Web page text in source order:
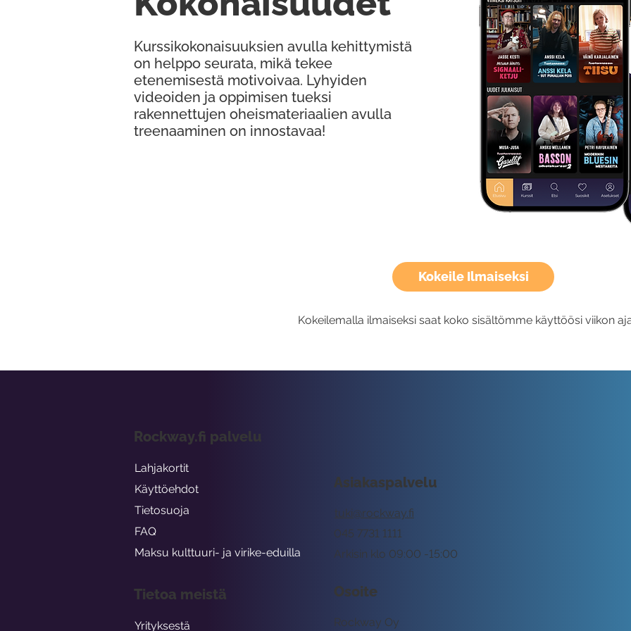
Kokeile Ilmaiseksi
Kokeilemalla ilmaiseksi saat koko sisältömme käyttöösi viikon
Kurssikokonaisuuksien avulla kehittymistä
on helppo seurata, mikä tekee
etenemisestä motivoivaa. Lyhyiden
videoiden ja oppimisen tueksi
rakennettujen oheismateriaalien avulla
treenaaminen on innostavaa!
Asiakaspalvelu
tuki@rockway.fi
Arkisin klo 09:00 -15:00
045 7731 1111
Osoite
Rockway Oy
Rockway.fi palvelu
Lahjakortit
Käyttöehdot
Tietosuoja
FAQ
Maksu kulttuuri- ja virike-eduilla
Tietoa meistä
Yrityksestä